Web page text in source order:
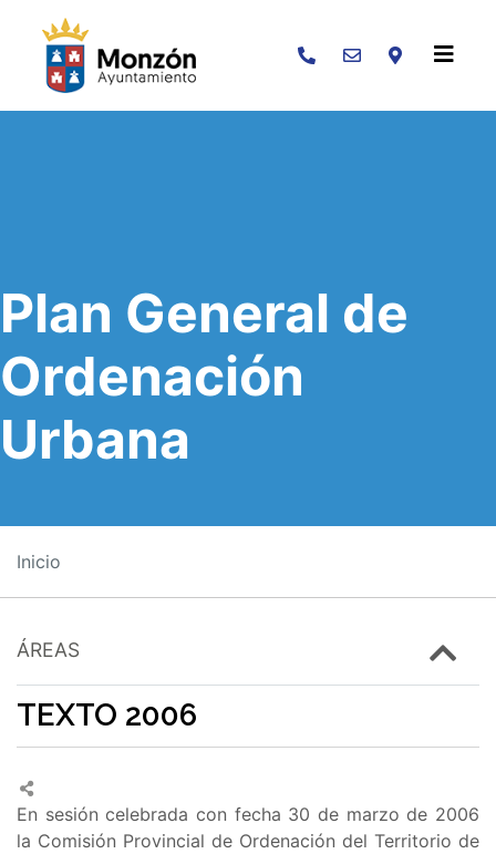
Buscar
Plan General de
Ordenación
Urbana
Inicio
ÁREAS
TEXTO 2006
En sesión celebrada con fecha 30 de marzo de 2006
la Comisión Provincial de Ordenación del Territorio de